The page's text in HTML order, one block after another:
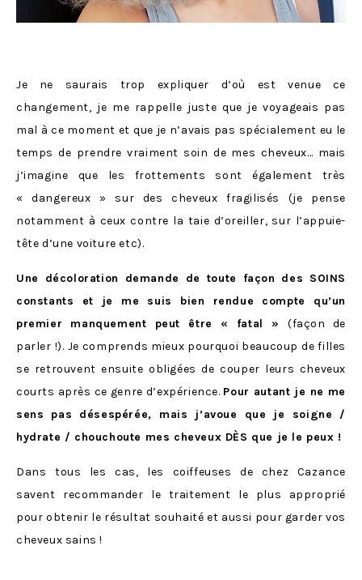
Je ne saurais trop expliquer d’où est venue ce
changement, je me rappelle juste que je voyageais pas
mal à ce moment et que je n’avais pas spécialement eu le
temps de prendre vraiment soin de mes cheveux… mais
j’imagine que les frottements sont également très
« dangereux » sur des cheveux fragilisés (je pense
notamment à ceux contre la taie d’oreiller, sur l’appuie-
tête d’une voiture etc).
Une décoloration demande de toute façon des SOINS
constants et je me suis bien rendue compte qu’un
premier manquement peut être « fatal » (façon de
parler !). Je comprends mieux pourquoi beaucoup de filles
se retrouvent ensuite obligées de couper leurs cheveux
courts après ce genre d’expérience. Pour autant je ne me
sens pas désespérée, mais j’avoue que je soigne /
hydrate / chouchoute mes cheveux DÈS que je le peux !
Dans tous les cas, les coiffeuses de chez Cazance
savent recommander le traitement le plus approprié
pour obtenir le résultat souhaité et aussi pour garder vos
cheveux sains !